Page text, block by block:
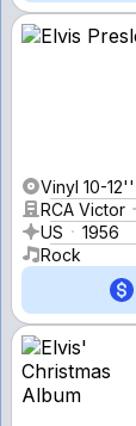
Vinyl 10-12''
RCA Victor
US
1956
Rock